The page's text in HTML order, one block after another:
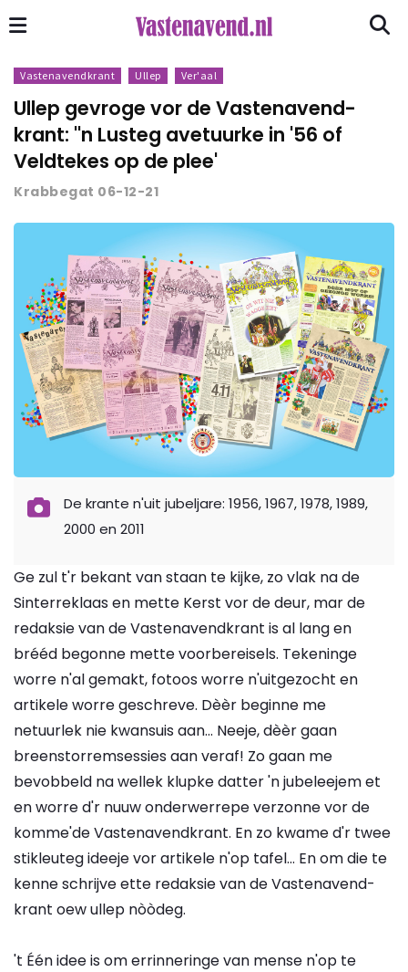
Vastenavendkrant Ullep Ver'aal
Ullep gevroge vor de Vastenavend­
krant: ''n Lusteg avetuurke in '56 of
Veldtekes op de plee'
Krabbegat 06-12-21
De krante n'uit jubeljare: 1956, 1967, 1978, 1989,
2000 en 2011
Ge zul t'r bekant van staan te kijke, zo vlak na de
Sinterreklaas en mette Kerst vor de deur, mar de
redaksie van de Vastenavend­krant is al lang en
brééd begonne mette voorbereisels. Tekeninge
worre n'al gemakt, fotoos worre n'uitgezocht en
artikele worre geschreve. Dèèr beginne me
netuurlek nie kwansuis aan... Neeje, dèèr gaan
breenstorremsessies aan veraf! Zo gaan me
bevobbeld na wellek klupke datter 'n jubeleejem et
en worre d'r nuuw onderwerrepe verzonne vor de
komme'de Vastenavend­krant. En zo kwame d'r twee
stikleuteg ideeje vor artikele n'op tafel... En om die te
kenne schrijve ette redaksie van de Vastenavend­
krant oew ullep nòòdeg.
't Één idee is om errinneringe van mense n'op te